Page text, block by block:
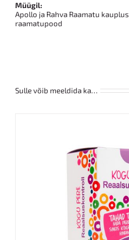
Müügil:
Apollo ja Rahva Raamatu
raamatupood
Sulle võib meeldida ka…